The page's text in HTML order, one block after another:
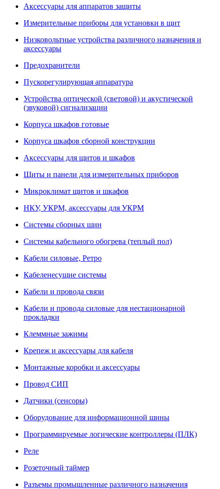
Аксессуары для аппаратов защиты
Измерительные приборы для установки в щит
Низковольтные устройства различного назначения и
аксессуары
Предохранители
Пускорегулирующая аппаратура
Устройства оптической (световой) и акустической
(звуковой) сигнализации
Корпуса шкафов готовые
Корпуса шкафов сборной конструкции
Аксессуары для щитов и шкафов
Щиты и панели для измерительных приборов
Микроклимат щитов и шкафов
НКУ, УКРМ, аксессуары для УКРМ
Системы сборных шин
Системы кабельного обогрева (теплый пол)
Кабели силовые, Ретро
Кабеленесущие системы
Кабели и провода связи
Кабели и провода силовые для нестационарной
прокладки
Клеммные зажимы
Крепеж и аксессуары для кабеля
Монтажные коробки и аксессуары
Провод СИП
Датчики (сенсоры)
Оборудование для информационной шины
Программируемые логические контроллеры (ПЛК)
Реле
Розеточный таймер
Разъемы промышленные различного назначения